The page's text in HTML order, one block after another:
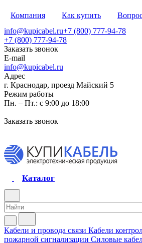
Компания Как купить
info@kupicabel.ru+7 (800) 777-94-78
+7 (800) 777-94-78
Заказать звонок
E-mail
info@kupicabel.ru
Адрес
г. Краснодар, проезд Майский 5
Режим работы
Пн. – Пт.: с 9:00 до 18:00
Заказать звонок
Каталог
Кабели и провода связи Кабели
пожарной сигнализации Силовые